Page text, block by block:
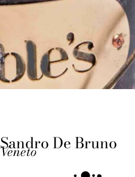
Sandro De Bruno
Veneto